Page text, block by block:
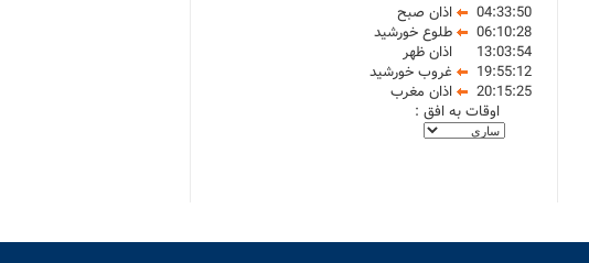
04:33:50
اذان صبح
06:10:28
طلوع خورشید
13:03:54
اذان ظهر
19:55:12
غروب خورشید
20:15:25
اذان مغرب
اوقات به افق :